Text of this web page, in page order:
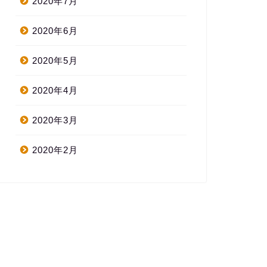
2020年6月
2020年5月
2020年4月
2020年3月
2020年2月